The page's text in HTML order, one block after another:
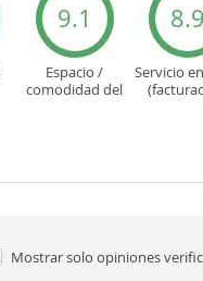
9.1
Espacio /
comodidad del
8.9
Servicio
Mostrar solo opiniones